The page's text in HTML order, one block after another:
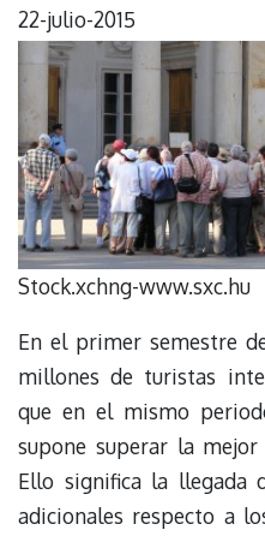
22-julio-2015
Stock.xchng-www.sxc.hu
En el primer semestre
millones de turistas
que en el mismo
supone superar la
Ello significa la llegada
adicionales respecto a